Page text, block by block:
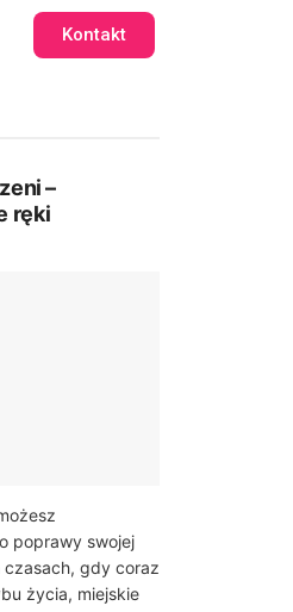
Kontakt
–
ręki
poprawy swojej
gdy coraz
życia, miejskie